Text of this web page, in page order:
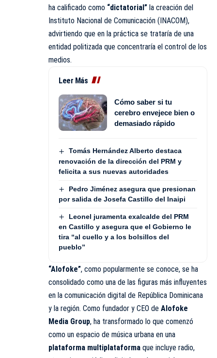
ha calificado como “dictatorial” la creación del
Instituto Nacional de Comunicación (INACOM),
advirtiendo que en la práctica se trataría de una
entidad politizada que concentraría el control de los
medios.
Leer Más
Cómo saber si tu
cerebro envejece bien o
demasiado rápido
Tomás Hernández Alberto destaca
renovación de la dirección del PRM y
felicita a sus nuevas autoridades
Pedro Jiménez asegura que presionan
por salida de Josefa Castillo del Inaipi
Leonel juramenta exalcalde del PRM
en Castillo y asegura que el Gobierno le
tira “al cuello y a los bolsillos del
pueblo”
“Alofoke”, como popularmente se conoce, se ha
consolidado como una de las figuras más influyentes
en la comunicación digital de República Dominicana
y la región. Como fundador y CEO de Alofoke
Media Group, ha transformado lo que comenzó
como un espacio de música urbana en una
plataforma multiplataforma que incluye radio,